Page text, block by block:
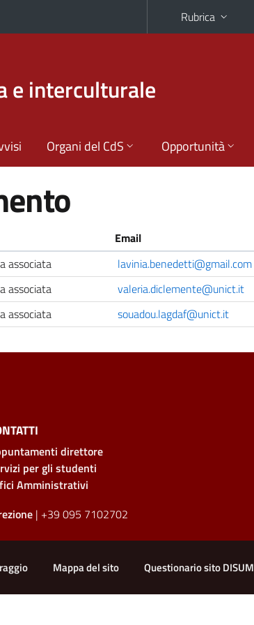
Rubrica
e interculturale
Organi del CdS Opportunità
Email
associata
lavinia.benedetti@gmail.com
associata
valeria.diclemente@unict.it
associata souadou.lagdaf@unict.it
direttore
per gli studenti
Amministrativi
| +39 095 7102702
Mappa del sito Questionario sito DISUM